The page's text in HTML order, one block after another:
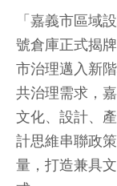
「嘉義市區域
號倉庫正式揭
市治理邁入新
共治理需求，
文化、設計、
計思維串聯政
量，打造兼具